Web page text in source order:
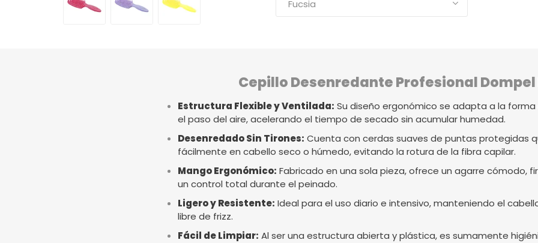
Cepillo Desenredante Profesional
Estructura Flexible y Ventilada: Su diseño ergonómico se adapta a la
el paso del aire, acelerando el tiempo de secado sin acumular humedad.
Desenredado Sin Tirones: Cuenta con cerdas suaves de puntas protegidas
fácilmente en cabello seco o húmedo, evitando la rotura de la fibra capilar.
Mango Ergonómico: Fabricado en una sola pieza, ofrece un agarre cómodo,
un control total durante el peinado.
Ligero y Resistente: Ideal para el uso diario e intensivo, manteniendo el
libre de frizz.
Fácil de Limpiar: Al ser una estructura abierta y plástica, es sumamente